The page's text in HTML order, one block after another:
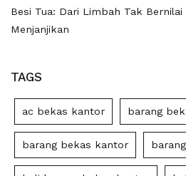
Besi Tua: Dari Limbah Tak Bernilai
Menjanjikan
TAGS
ac bekas kantor barang
barang bekas kantor